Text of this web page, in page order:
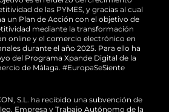
de las PYMES, y gracias al cual
un Plan de Acción con el objetivo de
mediante la transformación
online y el comercio electrónico en
durante el año 2025. Para ello ha
del Programa Xpande Digital de la
de Málaga. #EuropaSeSiente
S.L. ha recibido una subvención de
Empresa y Trabajo Autónomo de la